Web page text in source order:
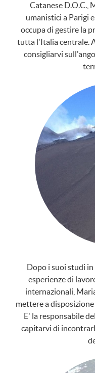
Catanese D.O.C.,
umanistici a Parigi
occupa di gestire la
tutta l'Italia centrale.
consigliarvi
Dopo i suoi studi
esperienze di
internazionali,
mettere a
E' la responsabile
capitarvi di